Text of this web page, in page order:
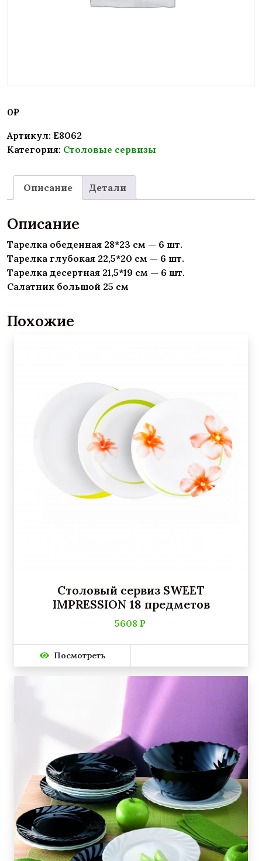
0₽
Артикул: E8062
Категория: Столовые сервизы
Описание Детали
Описание
Тарелка обеденная 28*23 см — 6 шт.
Тарелка глубокая 22,5*20 см — 6 шт.
Тарелка десертная 21,5*19 см — 6 шт.
Салатник большой 25 см
Похожие
Столовый сервиз SWEET
IMPRESSION 18 предметов
5608 ₽
Посмотреть